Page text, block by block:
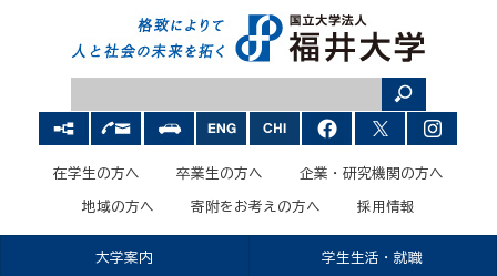
在学生の方へ 卒業生の方へ 企業・研究機関の方へ
地域の方へ 寄附をお考えの方へ 採用情報
大学案内 学生生活・就職